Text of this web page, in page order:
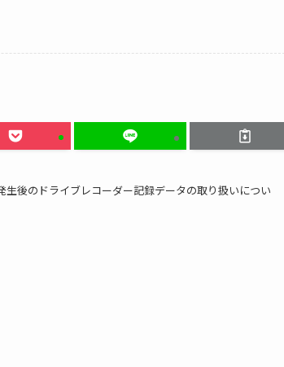
生後のドライブレコーダー記録データの取り扱いについ